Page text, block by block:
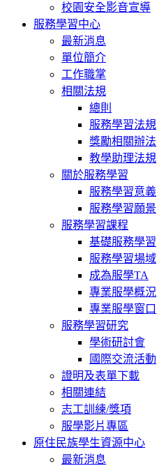
校園安全影音宣導
服務學習中心
最新消息
單位簡介
工作職掌
相關法規
總則
服務學習法規
獎勵相關辦法
教學助理法規
關於服務學習
服務學習意義
服務學習願景
服務學習課程
基礎服務學習
服務學習場域
成為服學TA
專業服學概況
專業服學窗口
服務學習研究
學術研討會
國際交流活動
證明及表單下載
相關連結
志工訓練/獎項
服學影片專區
原住民族學生資源中心
最新消息